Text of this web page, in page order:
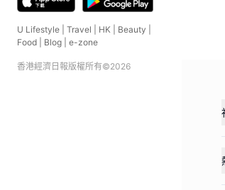
U Lifestyle Travel HK Beauty
Food
Blog e-zone
香港經濟日報版權所有©2026